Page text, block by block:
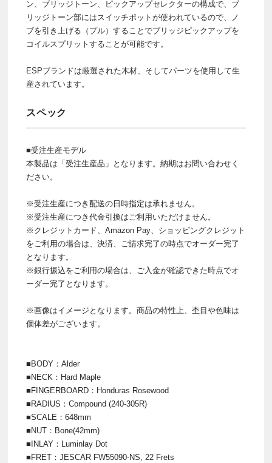
ン、ブリッジトーン、ピックアップセレクターの構成で、ブ
リッジトーン部にはスイッチポットが使われているので、ノ
ブを引き上げる（プル）することでブリッジピックアップを
コイルスプリットすることが可能です。
ESPブランドは厳選された木材、そしてパーツを使用して生
産されています。
スペック
■受注生産モデル
本製品は「受注生産品」となります。納期はお問い合わせく
ださい。
※受注生産につき配送の日時指定は承れません。
※受注生産につき代金引換はご利用いただけません。
※クレジットカード、Amazon Pay、ショッピングクレジット
をご利用の場合は、決済、ご請求完了の時点でオーダー完了
となります。
※銀行振込をご利用の場合は、ご入金が確認できた時点でオ
ーダー完了となります。
※画像はイメージとなります。商品の特性上、杢目や色味は
個体差がございます。
■BODY：Alder
■NECK：Hard Maple
■FINGERBOARD：Honduras Rosewood
■RADIUS：Compound (240-305R)
■SCALE：648mm
■NUT：Bone(42mm)
■INLAY：Luminlay Dot
■FRET：JESCAR FW55090-NS, 22 Frets